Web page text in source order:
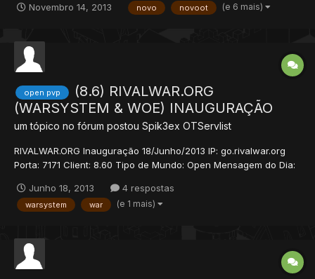
Acesse o link acima, e veja os detalhes. O UnderBattle, é um
problemas e desenvolver in...
Novembro 14, 2013 novo novoot (e 6 mais)
open pvp
(8.6) RIVALWAR.ORG
(WARSYSTEM & WOE) INAUGURAÇÃO
um tópico no fórum postou Spik3ex OTServlist
RIVALWAR.ORG Inauguração 18/Junho/2013 IP: go.rivalwar.org
Porta: 7171 Client: 8.60 Tipo de Mundo: Open Mensagem do Dia:
tempo de bloqueio: 100 segundos Protection Level: 100 Level
para comprar casa: 100...
Junho 18, 2013 4 respostas
warsystem war (e 1 mais)